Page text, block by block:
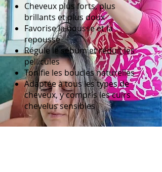
Cheveux plus forts, plus
brillants et plus doux
Favorise la pousse et la
repousse
Régule le sébum et réduit les
pellicules
Tonifie les boucles naturelles
Adaptée à tous les types de
cheveux, y compris les cuirs
chevelus sensibles